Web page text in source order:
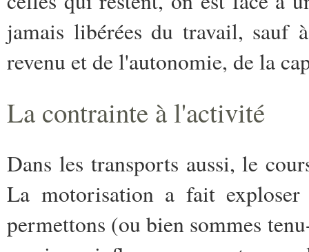
jamais libérées du travail, sauf
revenu et de l'autonomie, de la
La contrainte à l'activité
Dans les transports aussi, le
La motorisation a fait exploser
permettons (ou bien sommes